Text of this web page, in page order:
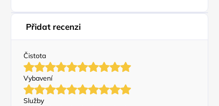
Přidat recenzi
Čistota
Vybavení
Služby